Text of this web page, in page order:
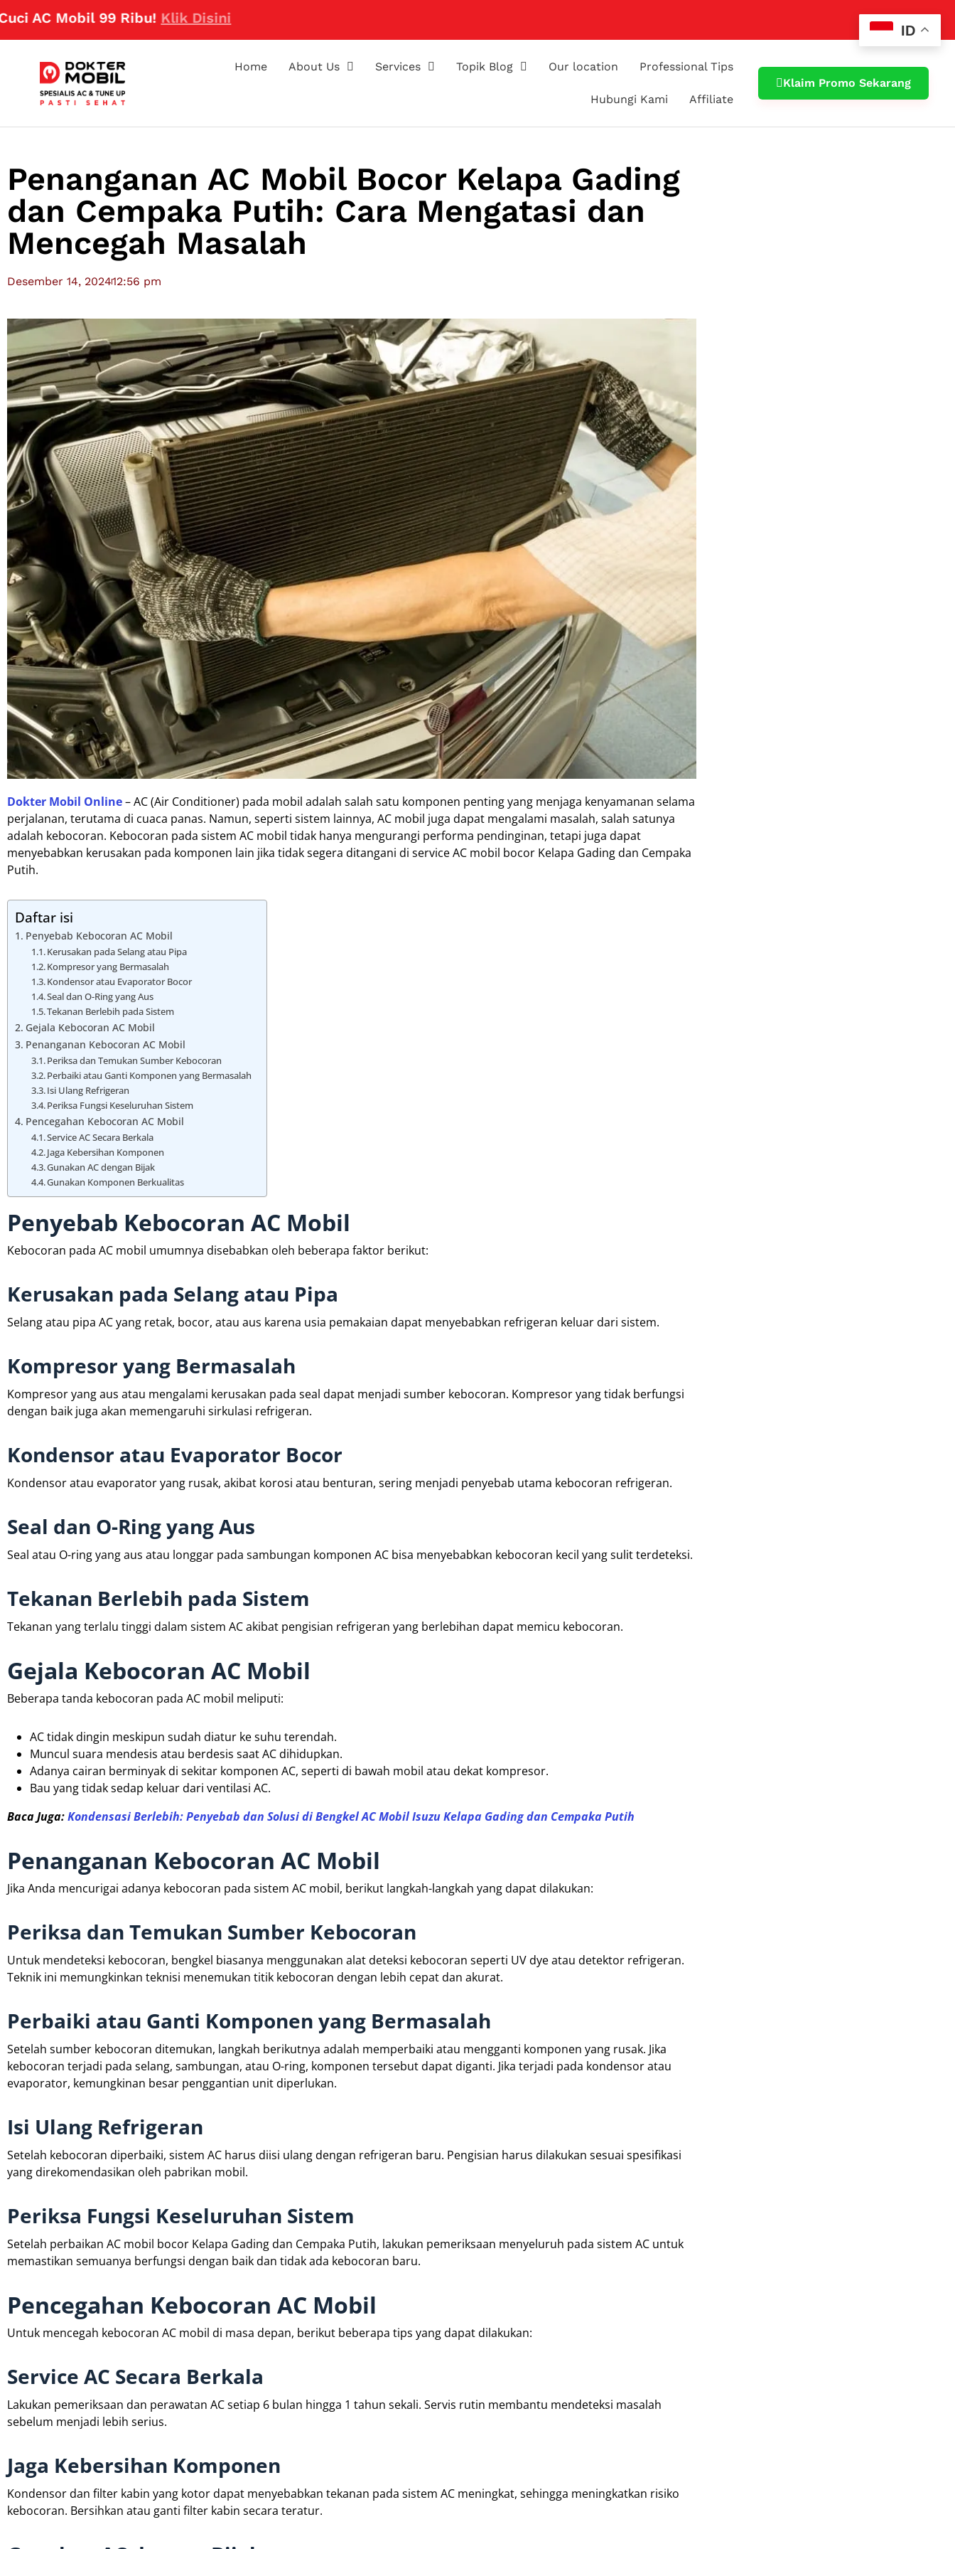
Mobil 99 Ribu! Klik Disini
Home About Us Services Topik Blog Our location Professional Tips
Hubungi Kami Affiliate
Klaim Promo Sekarang
Penanganan AC Mobil Bocor Kelapa Gading
dan Cempaka Putih: Cara Mengatasi dan
Mencegah Masalah
Desember 14, 202412:56 pm
Dokter Mobil Online– AC (Air Conditioner) pada mobil adalah salah satu komponen penting yang menjaga kenyamanan selama
perjalanan, terutama di cuaca panas. Namun, seperti sistem lainnya, AC mobil juga dapat mengalami masalah, salah satunya
adalah kebocoran. Kebocoran pada sistem AC mobil tidak hanya mengurangi performa pendinginan, tetapi juga dapat
menyebabkan kerusakan pada komponen lain jika tidak segera ditangani di service AC mobil bocor Kelapa Gading dan Cempaka
Putih.
Daftar isi
Penyebab Kebocoran AC Mobil
Kerusakan pada Selang atau Pipa
Kompresor yang Bermasalah
Kondensor atau Evaporator Bocor
Seal dan O-Ring yang Aus
Tekanan Berlebih pada Sistem
Gejala Kebocoran AC Mobil
Penanganan Kebocoran AC Mobil
Periksa dan Temukan Sumber Kebocoran
Perbaiki atau Ganti Komponen yang Bermasalah
Isi Ulang Refrigeran
Periksa Fungsi Keseluruhan Sistem
Pencegahan Kebocoran AC Mobil
Service AC Secara Berkala
Jaga Kebersihan Komponen
Gunakan AC dengan Bijak
Gunakan Komponen Berkualitas
Penyebab Kebocoran AC Mobil
Kebocoran pada AC mobil umumnya disebabkan oleh beberapa faktor berikut:
Kerusakan pada Selang atau Pipa
Selang atau pipa AC yang retak, bocor, atau aus karena usia pemakaian dapat menyebabkan refrigeran keluar dari sistem.
Kompresor yang Bermasalah
Kompresor yang aus atau mengalami kerusakan pada seal dapat menjadi sumber kebocoran. Kompresor yang tidak berfungsi
dengan baik juga akan memengaruhi sirkulasi refrigeran.
Kondensor atau Evaporator Bocor
Kondensor atau evaporator yang rusak, akibat korosi atau benturan, sering menjadi penyebab utama kebocoran refrigeran.
Seal dan O-Ring yang Aus
Seal atau O-ring yang aus atau longgar pada sambungan komponen AC bisa menyebabkan kebocoran kecil yang sulit terdeteksi.
Tekanan Berlebih pada Sistem
Tekanan yang terlalu tinggi dalam sistem AC akibat pengisian refrigeran yang berlebihan dapat memicu kebocoran.
Gejala Kebocoran AC Mobil
Beberapa tanda kebocoran pada AC mobil meliputi:
AC tidak dingin meskipun sudah diatur ke suhu terendah.
Muncul suara mendesis atau berdesis saat AC dihidupkan.
Adanya cairan berminyak di sekitar komponen AC, seperti di bawah mobil atau dekat kompresor.
Bau yang tidak sedap keluar dari ventilasi AC.
Baca Juga:Kondensasi Berlebih: Penyebab dan Solusi di Bengkel AC Mobil Isuzu Kelapa Gading dan Cempaka Putih
Penanganan Kebocoran AC Mobil
Jika Anda mencurigai adanya kebocoran pada sistem AC mobil, berikut langkah-langkah yang dapat dilakukan:
Periksa dan Temukan Sumber Kebocoran
Untuk mendeteksi kebocoran, bengkel biasanya menggunakan alat deteksi kebocoran seperti UV dye atau detektor refrigeran.
Teknik ini memungkinkan teknisi menemukan titik kebocoran dengan lebih cepat dan akurat.
Perbaiki atau Ganti Komponen yang Bermasalah
Setelah sumber kebocoran ditemukan, langkah berikutnya adalah memperbaiki atau mengganti komponen yang rusak. Jika
kebocoran terjadi pada selang, sambungan, atau O-ring, komponen tersebut dapat diganti. Jika terjadi pada kondensor atau
evaporator, kemungkinan besar penggantian unit diperlukan.
Isi Ulang Refrigeran
Setelah kebocoran diperbaiki, sistem AC harus diisi ulang dengan refrigeran baru. Pengisian harus dilakukan sesuai spesifikasi
yang direkomendasikan oleh pabrikan mobil.
Periksa Fungsi Keseluruhan Sistem
Setelah perbaikan AC mobil bocor Kelapa Gading dan Cempaka Putih, lakukan pemeriksaan menyeluruh pada sistem AC untuk
memastikan semuanya berfungsi dengan baik dan tidak ada kebocoran baru.
Pencegahan Kebocoran AC Mobil
Untuk mencegah kebocoran AC mobil di masa depan, berikut beberapa tips yang dapat dilakukan:
Service AC Secara Berkala
Lakukan pemeriksaan dan perawatan AC setiap 6 bulan hingga 1 tahun sekali. Servis rutin membantu mendeteksi masalah
sebelum menjadi lebih serius.
Jaga Kebersihan Komponen
Kondensor dan filter kabin yang kotor dapat menyebabkan tekanan pada sistem AC meningkat, sehingga meningkatkan risiko
kebocoran. Bersihkan atau ganti filter kabin secara teratur.
ID